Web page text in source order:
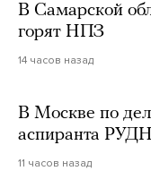
В Самарской
горят НПЗ
14 часов назад
В Москве по
аспиранта
11 часов назад